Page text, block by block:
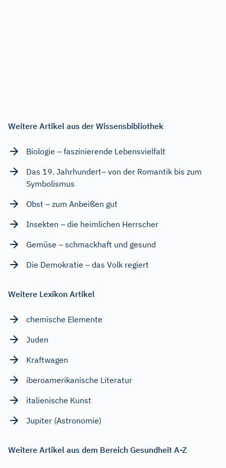
Weitere Artikel aus der Wissensbibliothek
Biologie – faszinierende Lebensvielfalt
Das 19. Jahrhundert– von der Romantik bis zum
Symbolismus
Obst – zum Anbeißen gut
Insekten – die heimlichen Herrscher
Gemüse – schmackhaft und gesund
Die Demokratie – das Volk regiert
Weitere Lexikon Artikel
chemische Elemente
Juden
Kraftwagen
iberoamerikanische Literatur
italienische Kunst
Jupiter (Astronomie)
Weitere Artikel aus dem Bereich Gesundheit A-Z